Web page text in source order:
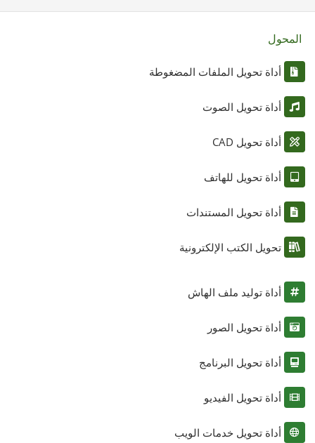
المحول
أداة تحويل الملفات المضغوطة
أداة تحويل الصوت
أداة تحويل CAD
أداة تحويل للهاتف
أداة تحويل المستندات
تحويل الكتب الإلكترونية
أداة توليد ملف الهاش
أداة تحويل الصور
أداة تحويل البرنامج
أداة تحويل الفيديو
أداة تحويل خدمات الويب